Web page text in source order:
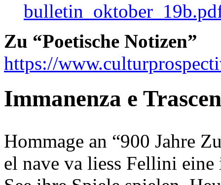
Zu “Poetische Notizen”
https://
Immanenza e
Hommage an “900 Jahre
el nave va liess Fellini